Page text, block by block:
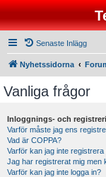
Senaste Inlägg
Nyhetssidorna
Vanliga frågor
Inloggnings- och
Varför måste jag ens
Vad är COPPA?
Varför kan jag inte registrera
Jag har registrerat mig men
Varför kan jag inte logga in?